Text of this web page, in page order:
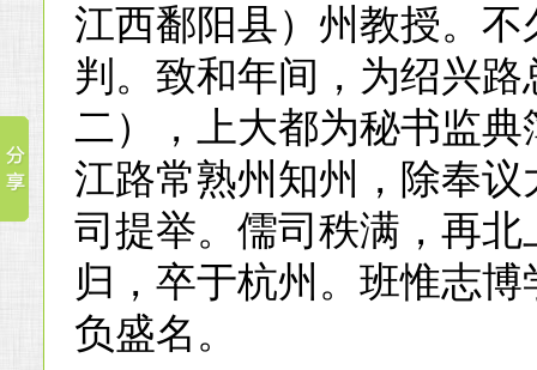
江西鄱阳县）州教授。
判。致和年间，为绍兴
二），上大都为秘书监
江路常熟州知州，除奉
司提举。儒司秩满，再
归，卒于杭州。班惟志
负盛名。